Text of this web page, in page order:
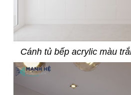
Cánh tủ bếp acrylic màu